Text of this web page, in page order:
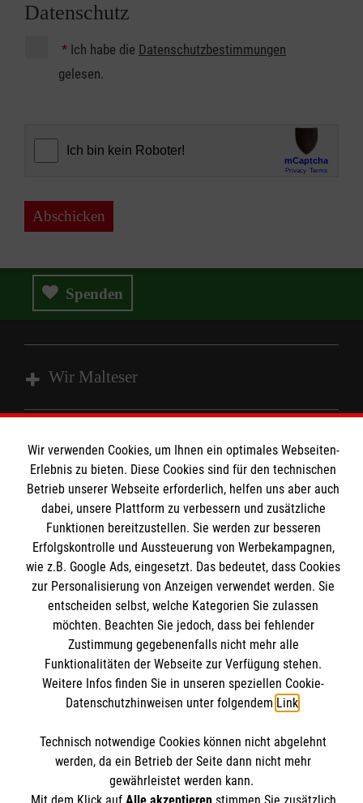
Datenschutz
* Ich habe die Datenschutzbestimmungen
gelesen.
Abschicken
Spenden
Wir Malteser
Angebote & Leistungen
Kursangebote
Mitarbeiten & Stellenangebote
Wir Malteser
Informationen
Kontakt
Presse und Medien
Transparenz
Impressum
Datenschutz
Malteser online
Malteserorden
Malteser Jugend
Malteser International
Mediathek
Spendenkonto
Empfänger: Malteser Hilfsdienst e.V.
BIC: GENODED 1PA7
Soziale Netzwerke
Wir verwenden Cookies, um Ihnen ein optimales Webseiten-
Erlebnis zu bieten. Diese Cookies sind für den technischen
Betrieb unserer Webseite erforderlich, helfen uns aber auch
dabei, unsere Plattform zu verbessern und zusätzliche
Funktionen bereitzustellen. Sie werden zur besseren
Erfolgskontrolle und Aussteuerung von Werbekampagnen,
wie z.B. Google Ads, eingesetzt. Das bedeutet, dass Cookies
zur Personalisierung von Anzeigen verwendet werden. Sie
entscheiden selbst, welche Kategorien Sie zulassen
möchten. Beachten Sie jedoch, dass bei fehlender
Zustimmung gegebenenfalls nicht mehr alle
Funktionalitäten der Webseite zur Verfügung stehen.
Weitere Infos finden Sie in unseren speziellen Cookie-
Datenschutzhinweisen unter folgendem Link.
Technisch notwendige Cookies können nicht abgelehnt
werden, da ein Betrieb der Seite dann nicht mehr
gewährleistet werden kann.